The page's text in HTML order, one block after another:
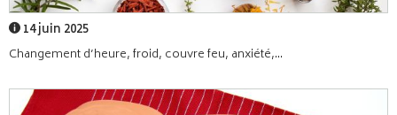
14 juin 2025
Changement d’heure, froid, couvre feu, anxiété,...